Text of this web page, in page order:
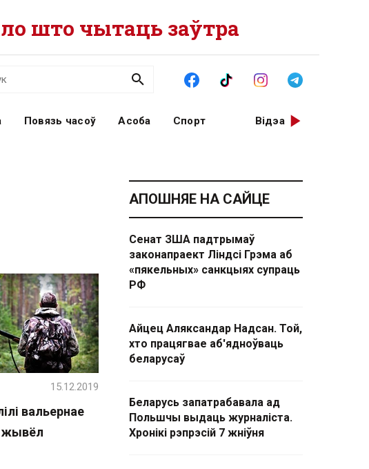
што чытаць заўтра
Повязь часоў Асоба Спорт Відэа
вальернае
жывёл
15.12.2019
АПОШНЯЕ НА САЙЦЕ
Сенат ЗША падтрымаў
законапраект Ліндсі Грэма аб
«пякельных» санкцыях супраць
РФ
Айцец Аляксандар Надсан. Той,
хто працягвае аб'ядноўваць
беларусаў
Беларусь запатрабавала ад
Польшчы выдаць журналіста.
Хронікі рэпрэсій 7 жніўня